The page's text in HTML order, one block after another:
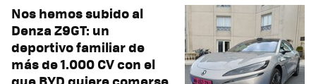
Nos hemos subido al
Denza Z9GT: un
deportivo familiar de
más de 1.000 CV con el